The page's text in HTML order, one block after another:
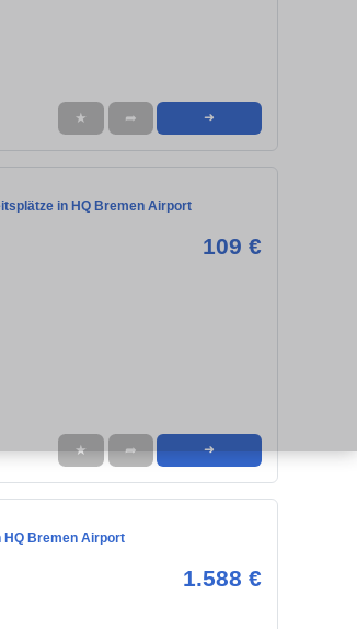
★ ➦ ➜
in HQ Bremen Airport
109 €
★ ➦ ➜
HQ Bremen Airport
1.588 €